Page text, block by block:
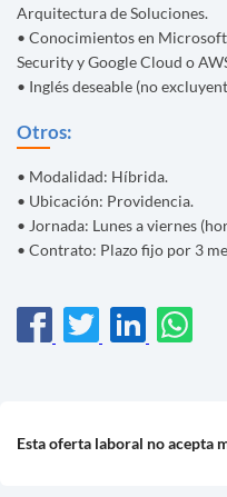
Arquitectura de Soluciones.
• Conocimientos en
Security y Google Cloud o
• Inglés deseable (no
Otros:
• Modalidad: Híbrida.
• Ubicación: Providencia.
• Jornada: Lunes a viernes
• Contrato: Plazo fijo por 3
Esta oferta laboral no acepta